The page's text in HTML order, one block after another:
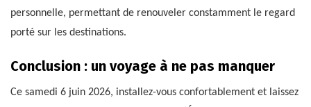
personnelle, permettant de renouveler constamment le regard
porté sur les destinations.
Conclusion : un voyage à ne pas manquer
Ce samedi 6 juin 2026, installez-vous confortablement et laissez